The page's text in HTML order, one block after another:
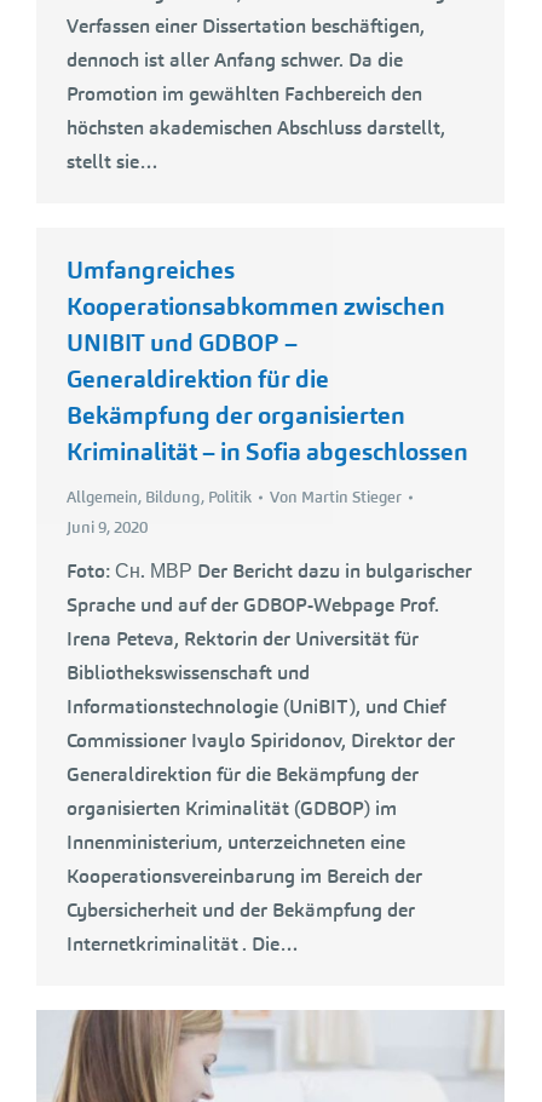
Verfassen einer Dissertation beschäftigen,
dennoch ist aller Anfang schwer. Da die
Promotion im gewählten Fachbereich den
höchsten akademischen Abschluss darstellt,
stellt sie…
Umfangreiches
Kooperationsabkommen zwischen
UNIBIT und GDBOP –
Generaldirektion für die
Bekämpfung der organisierten
Kriminalität – in Sofia abgeschlossen
Allgemein, Bildung, Politik Von Martin Stieger
Juni 9, 2020
Foto: Сн. МВР Der Bericht dazu in bulgarischer
Sprache und auf der GDBOP-Webpage Prof.
Irena Peteva, Rektorin der Universität für
Bibliothekswissenschaft und
Informationstechnologie (UniBIT), und Chief
Commissioner Ivaylo Spiridonov, Direktor der
Generaldirektion für die Bekämpfung der
organisierten Kriminalität (GDBOP) im
Innenministerium, unterzeichneten eine
Kooperationsvereinbarung im Bereich der
Cybersicherheit und der Bekämpfung der
Internetkriminalität . Die…